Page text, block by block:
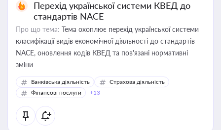
Перехід української системи КВЕД до
стандартів NACE
Про що тема: Тема охоплює перехід української системи
класифікації видів економічної діяльності до стандартів
NACE, оновлення кодів КВЕД та пов'язані нормативні
зміни
Банківська діяльність
Страхова діяльність
Фінансові послуги
+13